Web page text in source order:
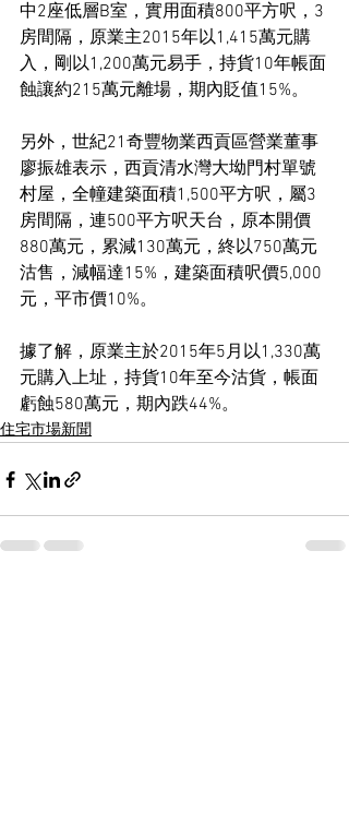
中2座低層B室，實用面積800平方呎，3
房間隔，原業主2015年以1,415萬元購
入，剛以1,200萬元易手，持貨10年帳面
蝕讓約215萬元離場，期內貶值15%。
另外，世紀21奇豐物業西貢區營業董事
廖振雄表示，西貢清水灣大坳門村單號
村屋，全幢建築面積1,500平方呎，屬3
房間隔，連500平方呎天台，原本開價
880萬元，累減130萬元，終以750萬元
沽售，減幅達15%，建築面積呎價5,000
元，平市價10%。
據了解，原業主於2015年5月以1,330萬
元購入上址，持貨10年至今沽貨，帳面
虧蝕580萬元，期內跌44%。
住宅市場新聞